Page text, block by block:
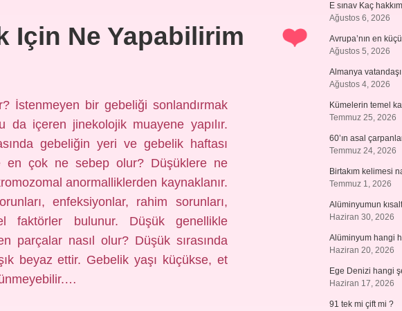
Için Ne Yapabilirim
İstenmeyen bir gebeliği sonlandırmak
içeren jinekolojik muayene yapılır.
gebeliğin yeri ve gebelik haftası
en çok ne sebep olur? Düşüklere ne
anormalliklerden kaynaklanır.
enfeksiyonlar, rahim sorunları,
faktörler bulunur. Düşük genellikle
parçalar nasıl olur? Düşük sırasında
beyaz ettir. Gebelik yaşı küçükse, et
E sınav Kaç
Ağustos 6, 2026
Avrupa’nın en
Ağustos 5, 2026
Almanya
Ağustos 4, 2026
Kümelerin temel
Temmuz 25, 2026
60’ın asal
Temmuz 24, 2026
Birtakım kelimesi
Temmuz 1, 2026
Alüminyumun
Haziran 30, 2026
Alüminyum hangi
Haziran 20, 2026
Ege Denizi hangi
Haziran 17, 2026
91 tek mi çift mi ?